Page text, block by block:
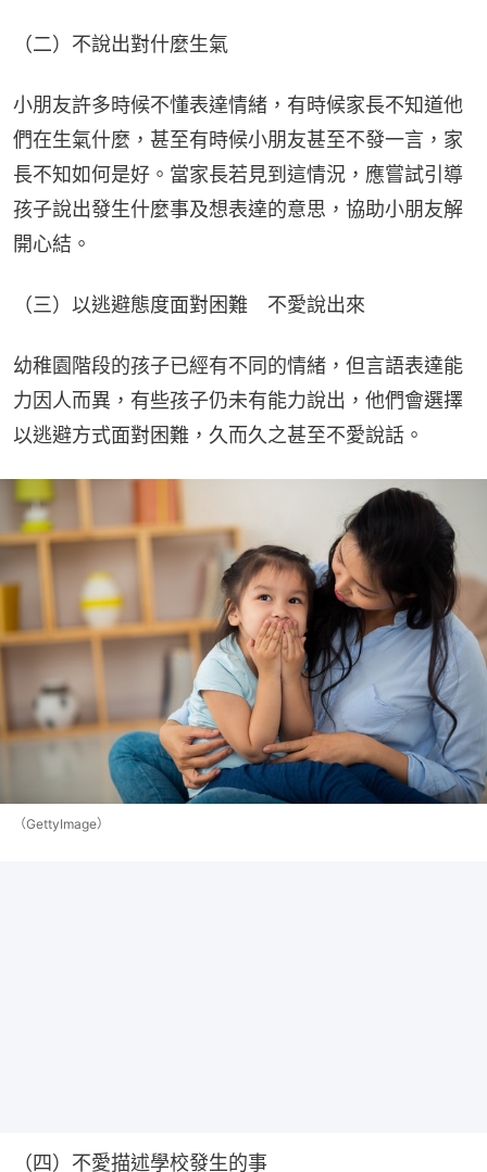
（二）不說出對什麼生氣
小朋友許多時候不懂表達情緒，有時候家長不知道他
們在生氣什麼，甚至有時候小朋友甚至不發一言，家
長不知如何是好。當家長若見到這情況，應嘗試引導
孩子說出發生什麼事及想表達的意思，協助小朋友解
開心結。
（三）以逃避態度面對困難　不愛說出來
幼稚園階段的孩子已經有不同的情緒，但言語表達能
力因人而異，有些孩子仍未有能力說出，他們會選擇
以逃避方式面對困難，久而久之甚至不愛說話。
（GettyImage）
（四）不愛描述學校發生的事